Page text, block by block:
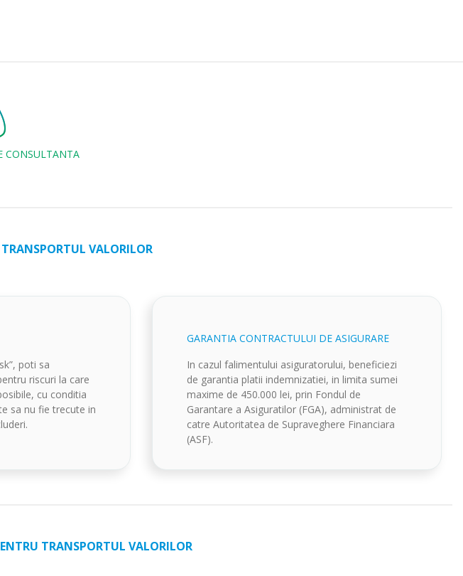
CONSULTANTA
VALORILOR
poti sa
riscuri la care
cu conditia
sa nu fie trecute in
GARANTIA CONTRACTULUI DE ASIGURARE
In cazul falimentului asiguratorului, beneficiezi
de garantia platii indemnizatiei, in limita sumei
maxime de 450.000 lei, prin Fondul de
Garantare a Asiguratilor (FGA), administrat de
catre Autoritatea de Supraveghere Financiara
(ASF).
TRANSPORTUL VALORILOR